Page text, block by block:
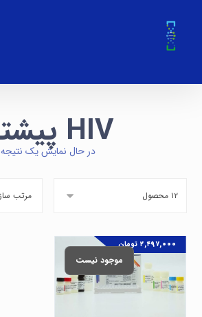
HIV پیشتاز
در حال نمایش یک نتیجه
۲,۴۹۷,۰۰۰ تومان
موجود نیست